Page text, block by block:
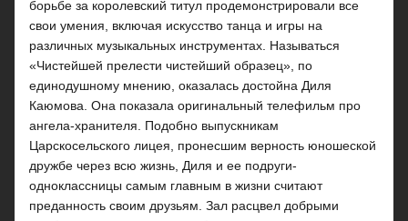
борьбе за королевский титул продемонстрировали все
свои умения, включая искусство танца и игры на
различных музыкальных инструментах. Называться
«Чистейшей прелести чистейший образец», по
единодушному мнению, оказалась достойна Диля
Каюмова. Она показала оригинальный телефильм про
ангела-хранителя. Подобно выпускникам
Царскосельского лицея, пронесшим верность юношеской
дружбе через всю жизнь, Диля и ее подруги-
одноклассницы самым главным в жизни считают
преданность своим друзьям. Зал расцвел добрыми